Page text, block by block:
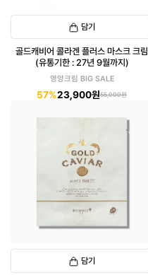
담기
골드캐비어 콜라겐 플러스 마스크 크림
(유통기한 : 27년 9월까지)
영양크림 BIG SALE
57%23,900원55,000원
담기